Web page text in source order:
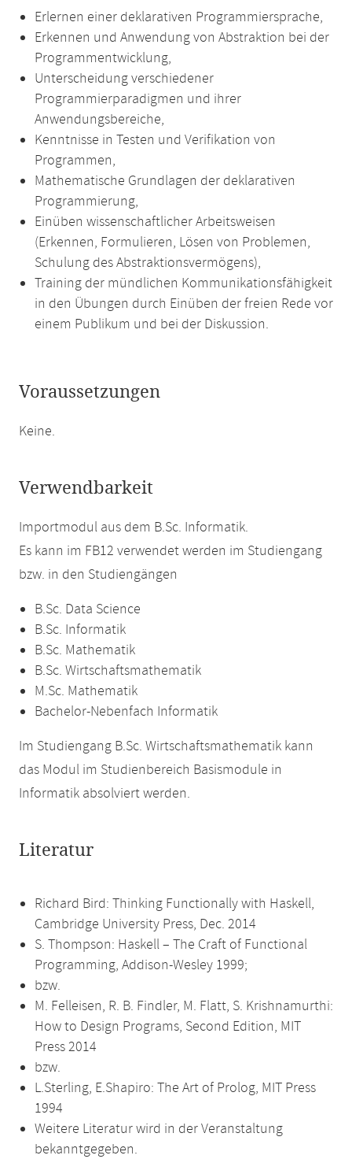
Erlernen einer deklarativen Programmiersprache,
Erkennen und Anwendung von Abstraktion bei der
Programmentwicklung,
Unterscheidung verschiedener
Programmierparadigmen und ihrer
Anwendungsbereiche,
Kenntnisse in Testen und Verifikation von
Programmen,
Mathematische Grundlagen der deklarativen
Programmierung,
Einüben wissenschaftlicher Arbeitsweisen
(Erkennen, Formulieren, Lösen von Problemen,
Schulung des Abstraktionsvermögens),
Training der mündlichen Kommunikationsfähigkeit
in den Übungen durch Einüben der freien Rede vor
einem Publikum und bei der Diskussion.
Voraussetzungen
Keine.
Verwendbarkeit
Importmodul aus dem B.Sc. Informatik.
Es kann im FB12 verwendet werden im Studiengang
bzw. in den Studiengängen
B.Sc. Data Science
B.Sc. Informatik
B.Sc. Mathematik
B.Sc. Wirtschaftsmathematik
M.Sc. Mathematik
Bachelor-Nebenfach Informatik
Im Studiengang B.Sc. Wirtschaftsmathematik kann
das Modul im Studienbereich Basismodule in
Informatik absolviert werden.
Literatur
Richard Bird: Thinking Functionally with Haskell,
Cambridge University Press, Dec. 2014
S. Thompson: Haskell – The Craft of Functional
Programming, Addison-Wesley 1999;
bzw.
M. Felleisen, R. B. Findler, M. Flatt, S. Krishnamurthi:
How to Design Programs, Second Edition, MIT
Press 2014
bzw.
L.Sterling, E.Shapiro: The Art of Prolog, MIT Press
1994
Weitere Literatur wird in der Veranstaltung
bekanntgegeben.